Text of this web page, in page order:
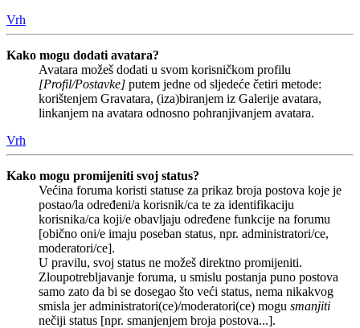
Vrh
Kako mogu dodati avatara?
Avatara možeš dodati u svom korisničkom profilu
[Profil/Postavke] putem jedne od sljedeće četiri metode:
korištenjem Gravatara, (iza)biranjem iz Galerije avatara,
linkanjem na avatara odnosno pohranjivanjem avatara.
Vrh
Kako mogu promijeniti svoj status?
Većina foruma koristi statuse za prikaz broja postova koje je
postao/la određeni/a korisnik/ca te za identifikaciju
korisnika/ca koji/e obavljaju određene funkcije na forumu
[obično oni/e imaju poseban status, npr. administratori/ce,
moderatori/ce].
U pravilu, svoj status ne možeš direktno promijeniti.
Zloupotrebljavanje foruma, u smislu postanja puno postova
samo zato da bi se dosegao što veći status, nema nikakvog
smisla jer administratori(ce)/moderatori(ce) mogu smanjiti
nečiji status [npr. smanjenjem broja postova...].